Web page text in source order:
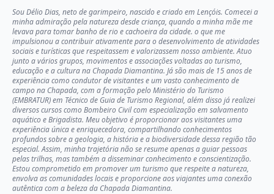
Sou Délio Dias, neto de garimpeiro, nascido e criado em Lençóis. Comecei a
minha admiração pela natureza desde criança, quando a minha mãe me
levava para tomar banho de rio e cachoeira da cidade. o que me
impulsionou a contribuir ativamente para o desenvolvimento de atividades
sociais e turísticas que respeitassem e valorizassem nosso ambiente. Atuo
junto a vários grupos, movimentos e associações voltadas ao turismo,
educação e a cultura na Chapada Diamantina. Já são mais de 15 anos de
experiência como condutor de visitantes e um vasto conhecimento de
campo na Chapada, com a formação pelo Ministério do Turismo
(EMBRATUR) em Técnico de Guia de Turismo Regional, além disso já realizei
diversos cursos como Bombeiro Civil com especialização em salvamento
aquático e Brigadista. Meu objetivo é proporcionar aos visitantes uma
experiência única e enriquecedora, compartilhando conhecimentos
profundos sobre a geologia, a história e a biodiversidade dessa região tão
especial. Assim, minha trajetória não se resume apenas a guiar pessoas
pelas trilhas, mas também a disseminar conhecimento e conscientização.
Estou comprometido em promover um turismo que respeite a natureza,
envolva as comunidades locais e proporcione aos viajantes uma conexão
autêntica com a beleza da Chapada Diamantina.